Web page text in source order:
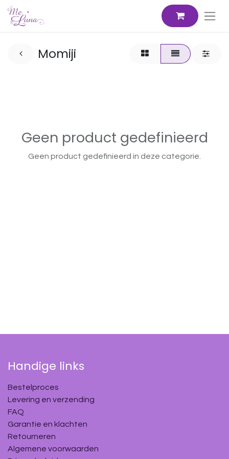
Momiji
Geen product gedefinieerd
Geen product gedefinieerd in deze categorie.
Handige links
Bestelproces
Levering en verzending
FAQ
Garantie en klachten
Retourneren
Algemene voorwaarden